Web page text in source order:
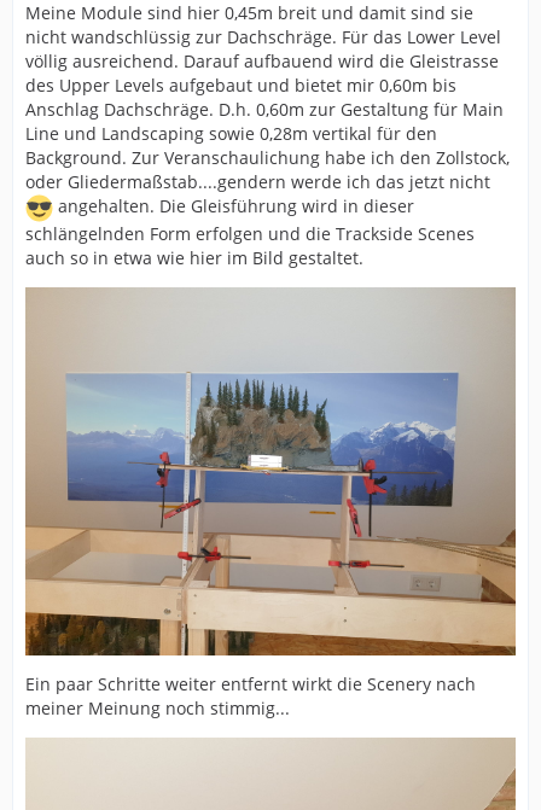
Meine Module sind hier 0,45m breit und damit sind sie
nicht wandschlüssig zur Dachschräge. Für das Lower Level
völlig ausreichend. Darauf aufbauend wird die Gleistrasse
des Upper Levels aufgebaut und bietet mir 0,60m bis
Anschlag Dachschräge. D.h. 0,60m zur Gestaltung für Main
Line und Landscaping sowie 0,28m vertikal für den
Background. Zur Veranschaulichung habe ich den Zollstock,
oder Gliedermaßstab....gendern werde ich das jetzt nicht
angehalten. Die Gleisführung wird in dieser
schlängelnden Form erfolgen und die Trackside Scenes
auch so in etwa wie hier im Bild gestaltet.
Ein paar Schritte weiter entfernt wirkt die Scenery nach
meiner Meinung noch stimmig...